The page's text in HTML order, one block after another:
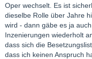
Oper wechselt. Es ist
dieselbe Rolle über Jahre
wird - dann gäbe es ja
Inzenierungen wiederholt
dass sich die
dass ich keinen Anspruch